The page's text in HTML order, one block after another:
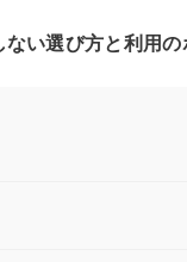
い選び方と利用の